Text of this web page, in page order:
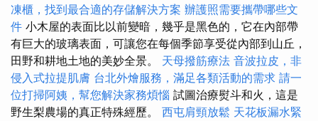
凍櫃，找到最合適的存儲解決方案 辦護照需要攜帶哪些文
件 小木屋的表面比以前變暗，幾乎是黑色的，它在內部帶
有巨大的玻璃表面，可讓您在每個季節享受從內部到山丘，
田野和耕地土地的美妙全景。 天母撥筋療法 音波拉皮，非
侵入式拉提肌膚 台北外燴服務，滿足各類活動的需求 請一
位打掃阿姨，幫您解決家務煩惱 試圖治療熨斗和火，這是
野生梨農場的真正特殊經歷。 西屯肩頸放鬆 天花板漏水緊